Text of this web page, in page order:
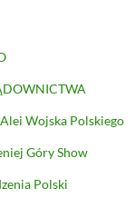
Wojska Polskiego
Góry Show
Polski